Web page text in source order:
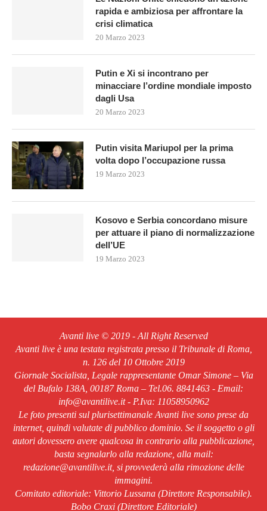
rapida e ambiziosa per affrontare la
crisi climatica
20 Marzo 2023
Putin e Xi si incontrano per
minacciare l’ordine mondiale imposto
dagli Usa
20 Marzo 2023
Putin visita Mariupol per la prima
volta dopo l’occupazione russa
19 Marzo 2023
Kosovo e Serbia concordano misure
per attuare il piano di normalizzazione
dell’UE
19 Marzo 2023
Avanti live © 2019 - All Right Reserved
Avanti live è una testata registrata presso il Tribunale di Roma,
n. 126 del 10 Ottobre 2019
Giornale Socialista, Legale rappresentante Omar Simone – Via
del Bufalo 138A, 00187 Roma – Tel.06. 8841463 - Email:
info@avantilive.it - P.Iva: 11058950962
Le foto presenti sul plurisettimanale Avanti live sono prese da
internet, quindi valutate di pubblico dominio. Se il soggetto o gli
autori dovessero avere qualcosa in contrario alla pubblicazione,
basta segnalarlo alla redazione, alla mail:
redazione@avantilive.it, si provvederà alla rimozione delle
immagini.
Comitato editoriale: Vittorio Lussana (Direttore Responsabile).
Bobo Craxi (Direttore Editoriale)